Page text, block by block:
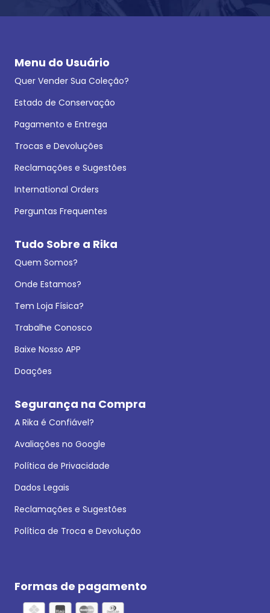
Menu do Usuário
Quer Vender Sua Coleção?
Estado de Conservação
Pagamento e Entrega
Trocas e Devoluções
Reclamações e Sugestões
International Orders
Perguntas Frequentes
Tudo Sobre a Rika
Quem Somos?
Onde Estamos?
Tem Loja Física?
Trabalhe Conosco
Baixe Nosso APP
Doações
Segurança na Compra
A Rika é Confiável?
Avaliações no Google
Política de Privacidade
Dados Legais
Reclamações e Sugestões
Política de Troca e Devolução
Formas de pagamento